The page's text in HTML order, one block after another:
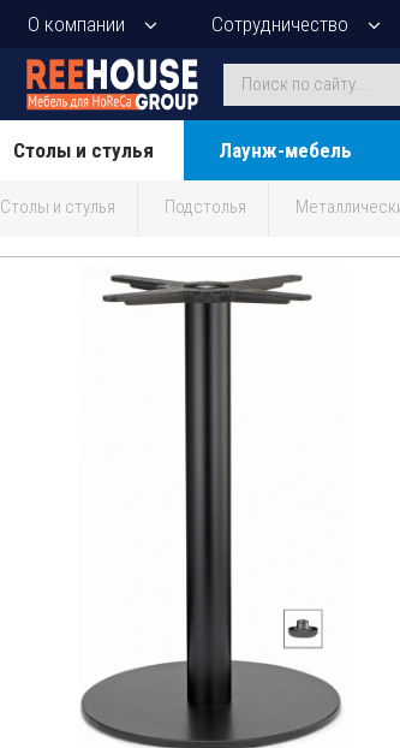
О компании Сотрудничество
Столы и стулья Лаунж-мебель
Столы и стулья Подстолья